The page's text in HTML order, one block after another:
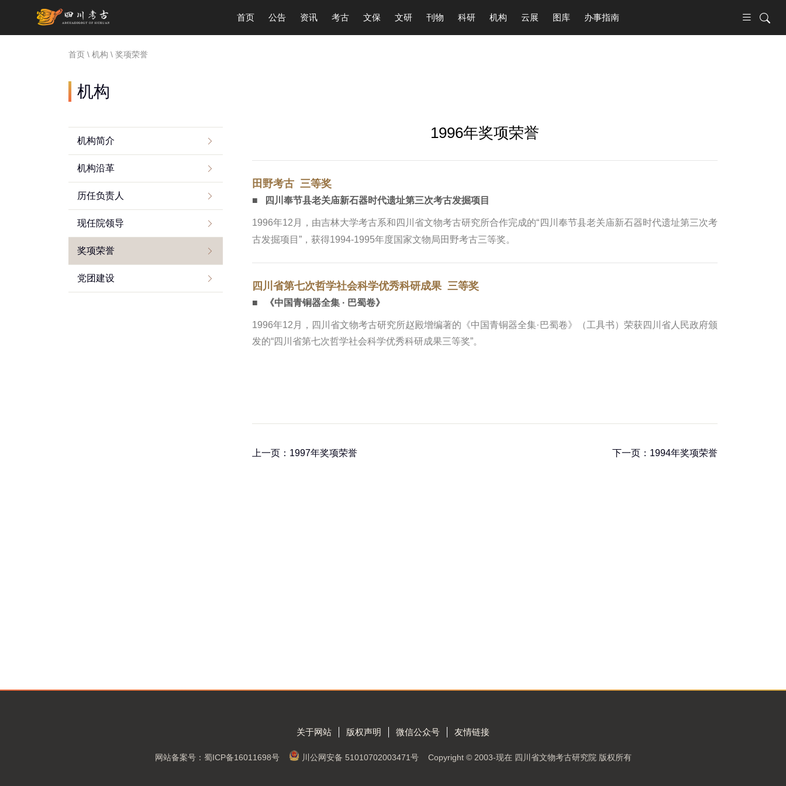
首页 公告 资讯 考古 文保 文研 刊物 科研 机构 云展 图库 办事指南
首页 \ 机构 \ 奖项荣誉
机构
机构简介
机构沿革
历任负责人
现任院领导
奖项荣誉
党团建设
1996年奖项荣誉
田野考古 三等奖
■ 四川奉节县老关庙新石器时代遗址第三次考古发掘项目
1996年12月，由吉林大学考古系和四川省文物考古研究所合作完成的“四川奉节县老关庙新石器时代遗址第三次考
古发掘项目”，获得1994-1995年度国家文物局田野考古三等奖。
四川省第七次哲学社会科学优秀科研成果 三等奖
■ 《中国青铜器全集 · 巴蜀卷》
1996年12月，四川省文物考古研究所赵殿增编著的《中国青铜器全集·巴蜀卷》（工具书）荣获四川省人民政府颁
发的“四川省第七次哲学社会科学优秀科研成果三等奖”。
上一页：1997年奖项荣誉 下一页：1994年奖项荣誉
关于网站 版权声明 微信公众号 友情链接
网站备案号：蜀ICP备16011698号 川公网安备 51010702003471号 Copyright © 2003-现在 四川省文物考古研究院 版权所有